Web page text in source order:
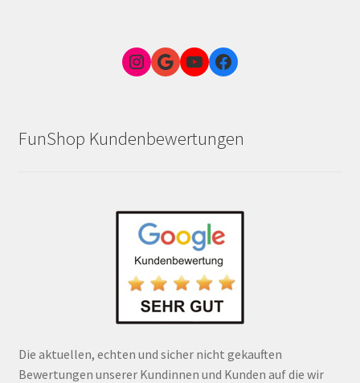
Instagram
Google Link zum FunShop WienYouTubeFacebook
FunShop Kundenbewertungen
Die aktuellen, echten und sicher nicht gekauften
Bewertungen unserer Kundinnen und Kunden auf die wir